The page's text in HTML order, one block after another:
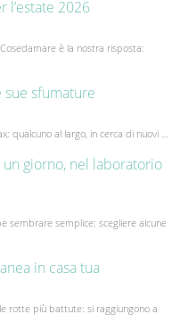
l’estate 2026
è la nostra risposta:
sfumature
qualcuno al largo, in cerca di nuovi …
giorno, nel laboratorio
sembrare semplice: scegliere alcune
in casa tua
rotte più battute: si raggiungono a